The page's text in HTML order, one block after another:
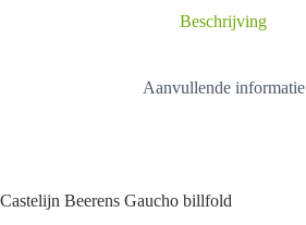
Beschrijving
Aanvullende informatie
Castelijn Beerens Gaucho billfold